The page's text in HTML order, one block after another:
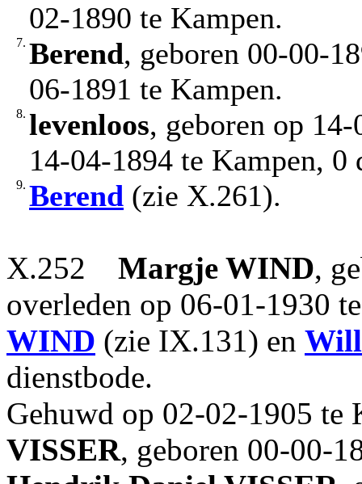
02-1890 te Kampen.
7. Berend, geboren 00-00-
06-1891 te Kampen.
8. levenloos, geboren op
14-04-1894 te Kampen, 0
9. Berend (zie X.261).
X.252 Margje WIND,
overleden op 06-01-1930
WIND (zie IX.131) en
dienstbode.
Gehuwd op 02-02-1905 te
VISSER, geboren 00-00-